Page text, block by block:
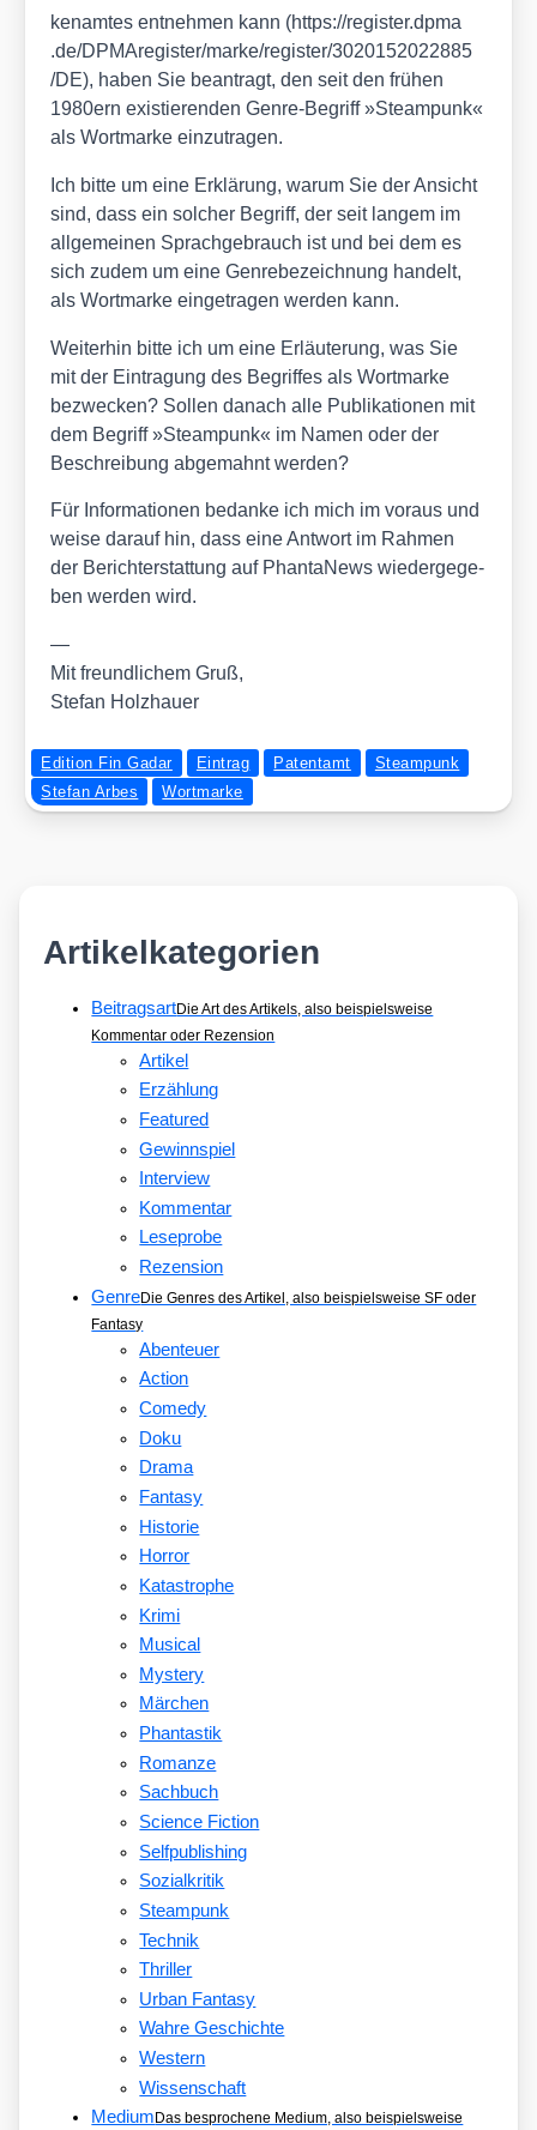
ken­am­tes ent­neh­men kann (https://​regis​ter​.dpma​
.de/​D​P​M​A​r​e​g​i​s​t​e​r​/​m​a​r​k​e​/​r​e​g​i​s​t​e​r​/​3​0​2​0​1​5​2​0​2​2​8​8​5​
/DE), haben Sie bean­tragt, den seit den frü­hen
1980ern exis­tie­ren­den Gen­re-Begriff »Steam­punk«
als Wort­mar­ke ein­zu­tra­gen.
Ich bit­te um eine Erklä­rung, war­um Sie der Ansicht
sind, dass ein sol­cher Begriff, der seit lan­gem im
all­ge­mei­nen Sprach­ge­brauch ist und bei dem es
sich zudem um eine Gen­re­bezeich­nung han­delt,
als Wort­mar­ke ein­ge­tra­gen wer­den kann.
Wei­ter­hin bit­te ich um eine Erläu­te­rung, was Sie
mit der Ein­tra­gung des Begrif­fes als Wort­mar­ke
bezwe­cken? Sol­len danach alle Publi­ka­tio­nen mit
dem Begriff »Steam­punk« im Namen oder der
Beschrei­bung abge­mahnt wer­den?
Für Infor­ma­tio­nen bedan­ke ich mich im vor­aus und
wei­se dar­auf hin, dass eine Ant­wort im Rah­men
der Bericht­erstat­tung auf Phan­ta­News wie­der­ge­ge­
ben wer­den wird.
—
Mit freund­li­chem Gruß,
Ste­fan Holz­hau­er
Edition Fin Gadar Eintrag Patentamt
Steampunk
Stefan Arbes
Wortmarke
Artikelkategorien
BeitragsartDie Art des Artikels, also beispielsweise
Kommentar oder Rezension
Artikel
Erzählung
Featured
Gewinnspiel
Interview
Kommentar
Leseprobe
Rezension
GenreDie Genres des Artikel, also beispielsweise SF oder
Fantasy
Abenteuer
Action
Comedy
Doku
Drama
Fantasy
Historie
Horror
Katastrophe
Krimi
Musical
Mystery
Märchen
Phantastik
Romanze
Sachbuch
Science Fiction
Selfpublishing
Sozialkritik
Steampunk
Technik
Thriller
Urban Fantasy
Wahre Geschichte
Western
Wissenschaft
Medium Das besprochene Medium, also beispielsweise